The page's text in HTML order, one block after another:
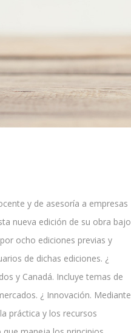
y de asesoría a empresas
nueva edición de su obra bajo
ocho ediciones previas y
de dichas ediciones. ¿
y Canadá. Incluye temas de
¿ Innovación. Mediante
práctica y los recursos